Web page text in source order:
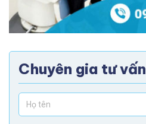
Chuyên gia tư vấn